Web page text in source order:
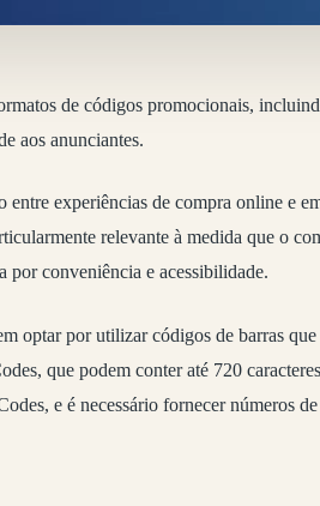
de códigos promocionais,
aos anunciantes.
experiências de compra online e
relevante à medida que o
por conveniência e acessibilidade.
optar por utilizar códigos de barras
que podem conter até 720
e é necessário fornecer números